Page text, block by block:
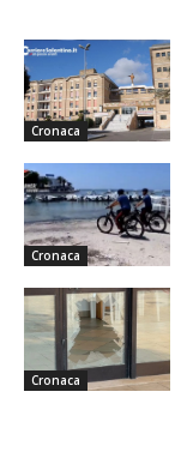
Cronaca
Cronaca
Cronaca